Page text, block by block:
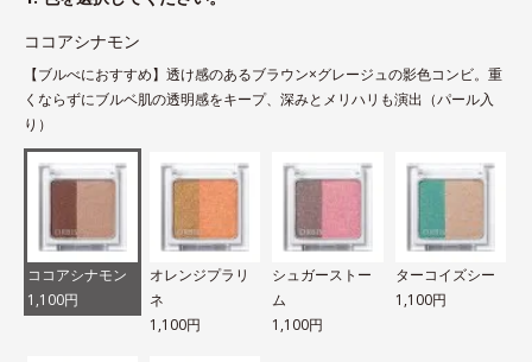
ココアシナモン
【ブルべにおすすめ】透け感のあるブラウン×グレージュの影色コンビ。重
くならずにブルベ肌の透明感をキープ、深みとメリハリも演出（パール入
り）
ココアシナモン
1,100円
オレンジプラリ
ネ
1,100円
シュガーストー
ム
1,100円
ターコイズシー
1,100円